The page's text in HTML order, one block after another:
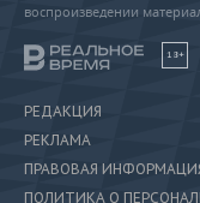
воспроизведении
18+
РЕДАКЦИЯ
РЕКЛАМА
ПРАВОВАЯ
ПОЛИТИКА О